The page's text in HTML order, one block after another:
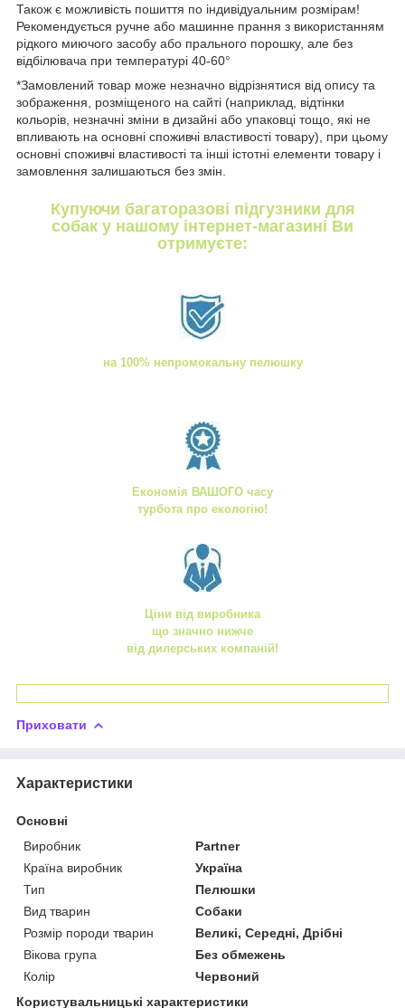
Також є можливість пошиття по індивідуальним розмірам!
Рекомендується ручне або машинне прання з використанням
рідкого миючого засобу або прального порошку, але без
відбілювача при температурі 40-60°
*Замовлений товар може незначно відрізнятися від опису та
зображення, розміщеного на сайті (наприклад, відтінки
кольорів, незначні зміни в дизайні або упаковці тощо, які не
впливають на основні споживчі властивості товару), при цьому
основні споживчі властивості та інші істотні елементи товару і
замовлення залишаються без змін.
Купуючи багаторазові підгузники для
собак у нашому інтернет-магазині Ви
отримуєте:
на 100% непромокальну пелюшку
Економія ВАШОГО часу
турбота про екологію!
Ціни від виробника
що значно нижче
від дилерських компаній!
Приховати
Характеристики
Основні
Виробник
Partner
Країна виробник
Україна
Тип
Пелюшки
Вид тварин
Собаки
Розмір породи тварин
Великі, Середні, Дрібні
Вікова група
Без обмежень
Колір
Червоний
Користувальницькі характеристики